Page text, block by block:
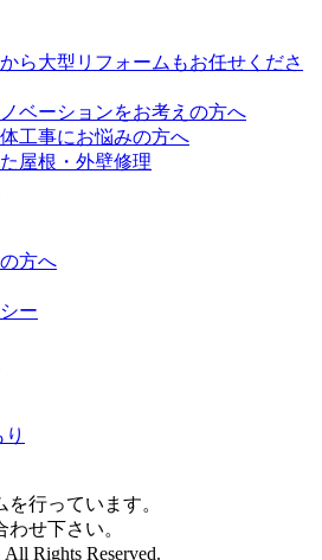
ら大型リフォームもお任せくださ
ベーションをお考えの方へ
工事にお悩みの方へ
屋根・外壁修理
方へ
ー
行っています。
せ下さい。
Rights Reserved.